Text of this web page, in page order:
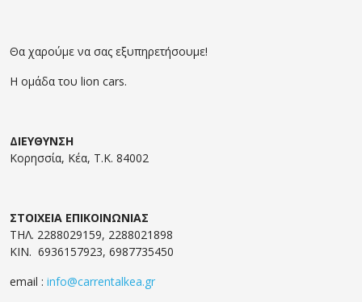
Θα χαρούμε να σας εξυπηρετήσουμε!
Η ομάδα του lion cars.
ΔΙΕΥΘΥΝΣΗ
Κορησσία, Κέα, T.K. 84002
ΣΤΟΙΧΕΙΑ ΕΠΙΚΟΙΝΩΝΙΑΣ
ΤΗΛ. 2288029159, 2288021898
ΚΙΝ. 6936157923, 6987735450
email : info@carrentalkea.gr